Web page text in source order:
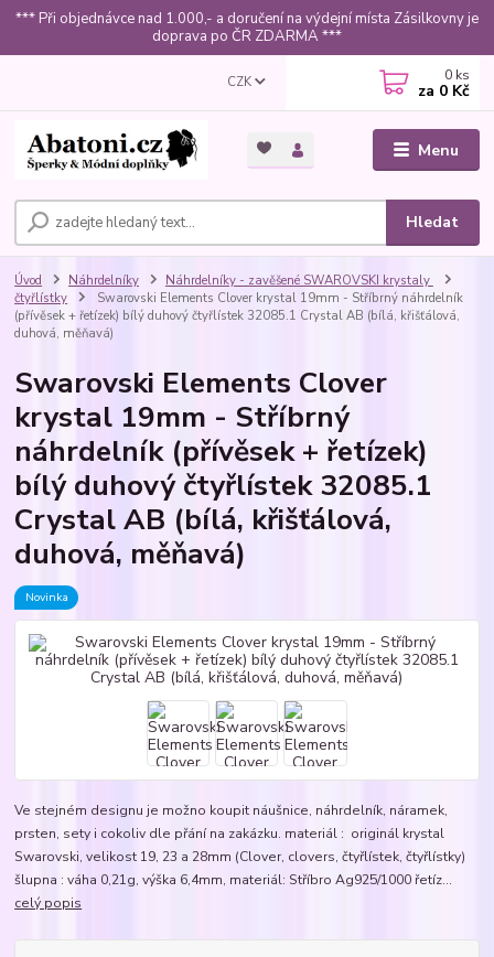
*** Při objednávce nad 1.000,- a doručení na výdejní místa Zásilkovny je
doprava po ČR ZDARMA ***
Menu
CZK
Hledat
0 ks
za 0 Kč
Úvod Náhrdelníky
Náhrdelníky - zavěšené SWAROVSKI krystaly
čtyřlístky
Swarovski Elements Clover krystal 19mm - Stříbrný náhrdelník
(přívěsek + řetízek) bílý duhový čtyřlístek 32085.1 Crystal AB (bílá, křišťálová,
duhová, měňavá)
Swarovski Elements Clover
krystal 19mm - Stříbrný
náhrdelník (přívěsek + řetízek)
bílý duhový čtyřlístek 32085.1
Crystal AB (bílá, křišťálová,
duhová, měňavá)
Novinka
Ve stejném designu je možno koupit náušnice, náhrdelník, náramek,
prsten, sety i cokoliv dle přání na zakázku. materiál : originál krystal
Swarovski, velikost 19, 23 a 28mm (Clover, clovers, čtyřlístek, čtyřlístky)
šlupna : váha 0,21g, výška 6,4mm, materiál: Stříbro Ag925/1000 řetíz...
celý popis